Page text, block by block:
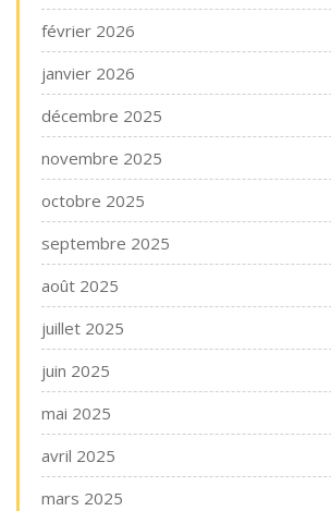
février 2026
janvier 2026
décembre 2025
novembre 2025
octobre 2025
septembre 2025
août 2025
juillet 2025
juin 2025
mai 2025
avril 2025
mars 2025